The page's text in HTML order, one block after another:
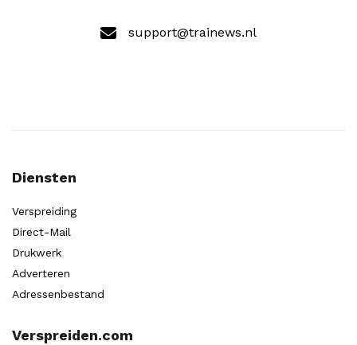
support@trainews.nl
Diensten
Verspreiding
Direct-Mail
Drukwerk
Adverteren
Adressenbestand
Verspreiden.com